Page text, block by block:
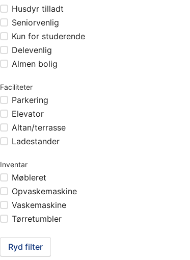
Husdyr tilladt
Seniorvenlig
Kun for studerende
Delevenlig
Almen bolig
Faciliteter
Parkering
Elevator
Altan/terrasse
Ladestander
Inventar
Møbleret
Opvaskemaskine
Vaskemaskine
Tørretumbler
Ryd filter